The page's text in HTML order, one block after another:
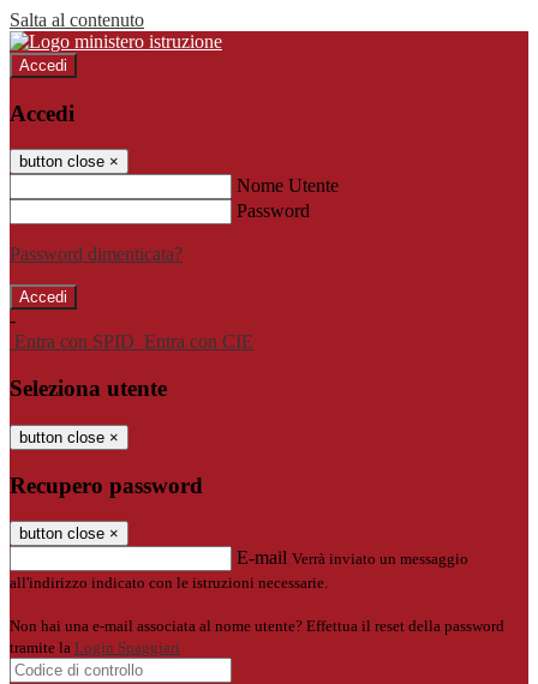
Salta al contenuto
Accedi
Accedi
button close ×
Nome Utente
Password
Password dimenticata?
-
Entra con SPID Entra con CIE
Seleziona utente
button close ×
Recupero password
button close ×
E-mail Verrà inviato un messaggio
all'indirizzo indicato con le istruzioni necessarie.
Non hai una e-mail associata al nome utente? Effettua il reset della password
tramite la Login Spaggiari